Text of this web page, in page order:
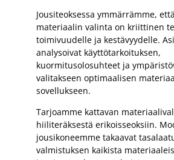
Jousiteoksessa ymmärrämme,
materiaalin valinta on kriittinen
toimivuudelle ja kestävyydelle.
analysoivat käyttötarkoituksen,
kuormitusolosuhteet ja
valitakseen optimaalisen
sovellukseen.
Tarjoamme kattavan
hiiliteräksestä erikoisseoksiin.
jousikoneemme takaavat
valmistuksen kaikista